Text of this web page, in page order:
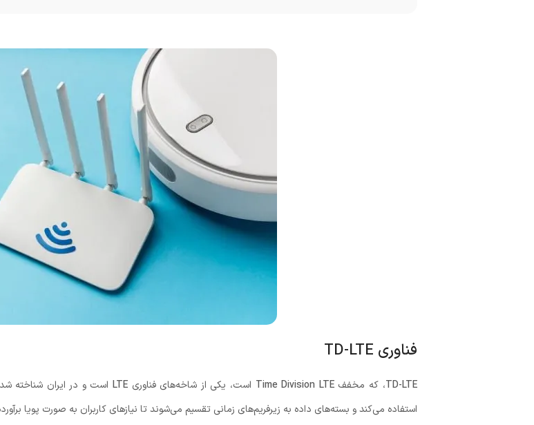
فناوری TD-LTE
TD-LTE، که مخففTime Division LTE است، یکی از شاخه‌های فناوری LTEاست و در ایران شناخته
استفاده می‌کند و بسته‌های داده به زیرفریم‌های زمانی تقسیم می‌شوند تا نیازهای کاربران به صورت پویا